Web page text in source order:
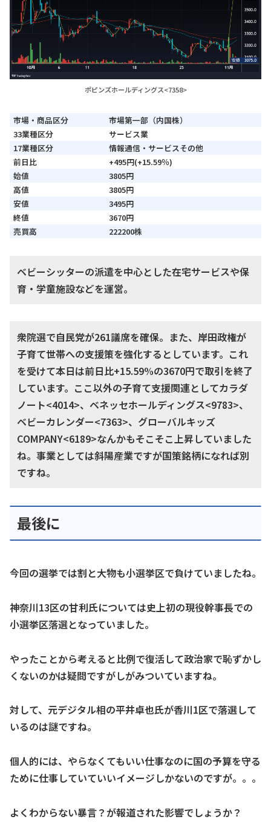
ポピンズホールディングス<7358>
市場・商品区分
市場第一部（内国株）
33業種区分
サービス業
17業種区分
情報通信・サービスその他
前日比
+495円(+15.59％)
始値
3805円
高値
3805円
安値
3495円
終値
3670円
売買高
222200株
ベビーシッターの派遣を中心とした在宅サービスや保
育・学童施設などを運営。
衆院選で自民党が261議席を確保。また、岸田政権が
子育て世帯への支援策を強化するとしています。これ
を受けて本日は前日比+15.59%の3670円で取引を終了
しています。ここ以外の子育て支援関連としてカラダ
ノート<4014>、ベネッセホールディングス<9783>、
ベビーカレンダー<7363>、グローバルキッズ
COMPANY<6189>なんかもそこそこ上昇していました
ね。事業としては斜陽産業ですが国策銘柄になれば別
ですね。
最後に
今回の選挙では割と大物も小選挙区で負けていましたね。
神奈川13区の甘利氏については史上初の現役幹事長での
小選挙区落選となっていました。
やったことから考えると比例で復活して政治家で恥ずかし
くないのかは疑問ですがしがみついていますね。
対して、元デジタル相の平井卓也氏が香川1区で落選して
いるのは謎ですね。
個人的には、やらなくてもいい仕事なのに国の予算を守る
ために仕事していていいイメージしかないのですが。。。
よくわからない暴言？が報道された影響でしょうか？